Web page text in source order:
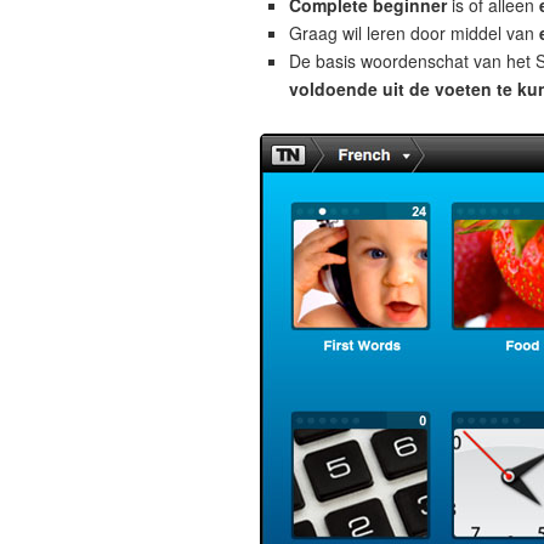
Complete beginneris of alleen
Graag wil leren door middel van
De basis woordenschat van het
voldoende uit de voeten te